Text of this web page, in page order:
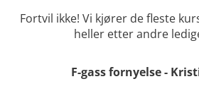
Fortvil ikke! Vi kjører de fleste
heller etter andre
F-gass fornyelse -